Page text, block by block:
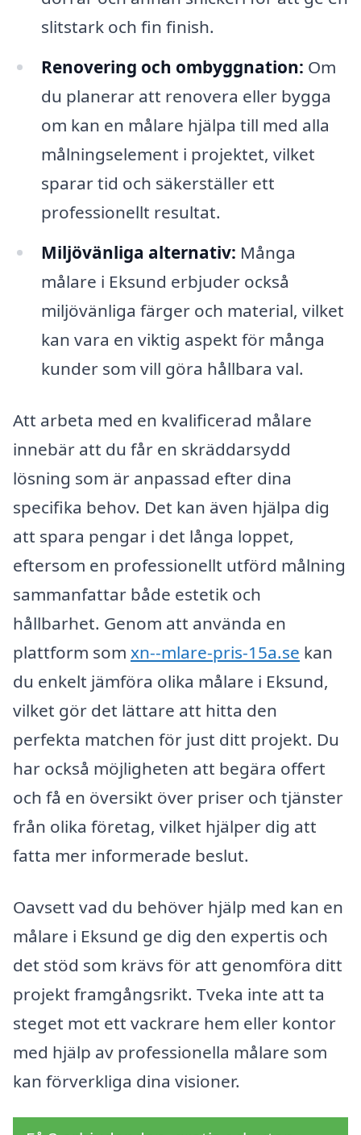
slitstark och fin finish.
Renovering och ombyggnation: Om
du planerar att renovera eller bygga
om kan en målare hjälpa till med alla
målningselement i projektet, vilket
sparar tid och säkerställer ett
professionellt resultat.
Miljövänliga alternativ: Många
målare i Eksund erbjuder också
miljövänliga färger och material, vilket
kan vara en viktig aspekt för många
kunder som vill göra hållbara val.
Att arbeta med en kvalificerad målare
innebär att du får en skräddarsydd
lösning som är anpassad efter dina
specifika behov. Det kan även hjälpa dig
att spara pengar i det långa loppet,
eftersom en professionellt utförd målning
sammanfattar både estetik och
hållbarhet. Genom att använda en
plattform som xn--mlare-pris-15a.se kan
du enkelt jämföra olika målare i Eksund,
vilket gör det lättare att hitta den
perfekta matchen för just ditt projekt. Du
har också möjligheten att begära offert
och få en översikt över priser och tjänster
från olika företag, vilket hjälper dig att
fatta mer informerade beslut.
Oavsett vad du behöver hjälp med kan en
målare i Eksund ge dig den expertis och
det stöd som krävs för att genomföra ditt
projekt framgångsrikt. Tveka inte att ta
steget mot ett vackrare hem eller kontor
med hjälp av professionella målare som
kan förverkliga dina visioner.